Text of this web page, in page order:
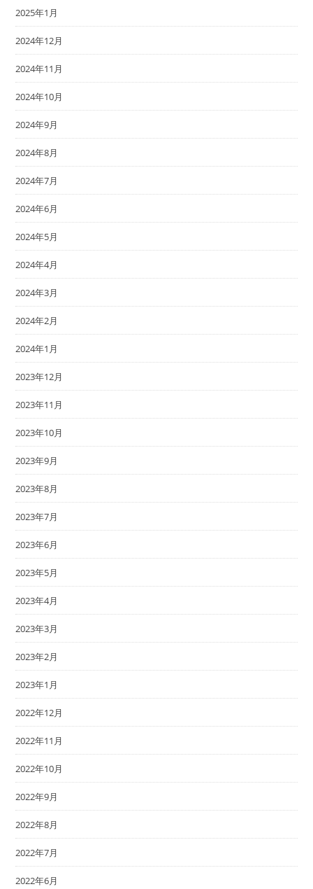
2025年1月
2024年12月
2024年11月
2024年10月
2024年9月
2024年8月
2024年7月
2024年6月
2024年5月
2024年4月
2024年3月
2024年2月
2024年1月
2023年12月
2023年11月
2023年10月
2023年9月
2023年8月
2023年7月
2023年6月
2023年5月
2023年4月
2023年3月
2023年2月
2023年1月
2022年12月
2022年11月
2022年10月
2022年9月
2022年8月
2022年7月
2022年6月